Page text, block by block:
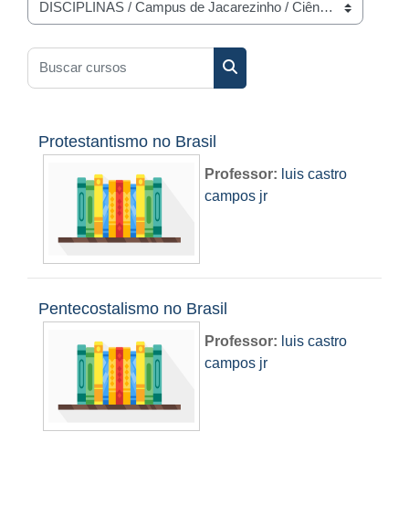
Categorias de Cursos
Buscar cursos
Buscar cursos
Protestantismo no Brasil
Professor: luis castro
campos jr
Pentecostalismo no Brasil
Professor: luis castro
campos jr